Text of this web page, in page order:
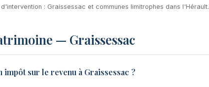
d'intervention : Graissessac et communes limitrophes dans l'Hérault.
— Graissessac
sur le revenu à Graissessac ?